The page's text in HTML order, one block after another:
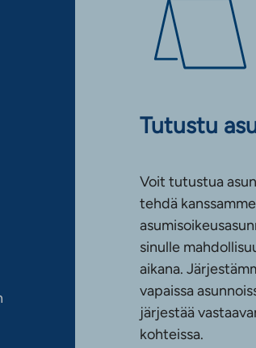
Tutustu
Voit tutustua
tehdä
sinulle
aikana.
vapaissa
järjestää
kohteissa.